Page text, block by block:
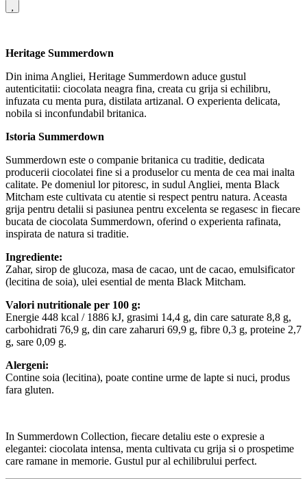
Heritage Summerdown
Din inima Angliei, Heritage Summerdown aduce gustul
autenticitatii: ciocolata neagra fina, creata cu grija si echilibru,
infuzata cu menta pura, distilata artizanal. O experienta delicata,
nobila si inconfundabil britanica.
Istoria Summerdown
Summerdown este o companie britanica cu traditie, dedicata
producerii ciocolatei fine si a produselor cu menta de cea mai inalta
calitate. Pe domeniul lor pitoresc, in sudul Angliei, menta Black
Mitcham este cultivata cu atentie si respect pentru natura. Aceasta
grija pentru detalii si pasiunea pentru excelenta se regasesc in fiecare
bucata de ciocolata Summerdown, oferind o experienta rafinata,
inspirata de natura si traditie.
Ingrediente:
Zahar, sirop de glucoza, masa de cacao, unt de cacao, emulsificator
(lecitina de soia), ulei esential de menta Black Mitcham.
Valori nutritionale per 100 g:
Energie 448 kcal / 1886 kJ, grasimi 14,4 g, din care saturate 8,8 g,
carbohidrati 76,9 g, din care zaharuri 69,9 g, fibre 0,3 g, proteine 2,7
g, sare 0,09 g.
Alergeni:
Contine soia (lecitina), poate contine urme de lapte si nuci, produs
fara gluten.
In Summerdown Collection, fiecare detaliu este o expresie a
elegantei: ciocolata intensa, menta cultivata cu grija si o prospetime
care ramane in memorie. Gustul pur al echilibrului perfect.